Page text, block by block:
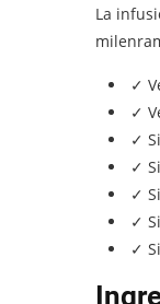
La
✓
✓
✓
✓
✓
✓
✓